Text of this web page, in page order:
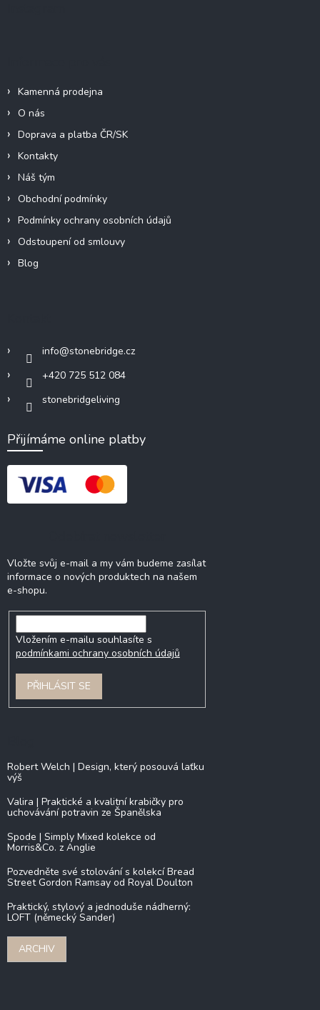
Kamenná prodejna
O nás
Doprava a platba ČR/SK
Kontakty
Náš tým
Obchodní podmínky
Podmínky ochrany osobních údajů
Odstoupení od smlouvy
Blog
info@stonebridge.cz
+420 725 512 084
stonebridgeliving
Přijímáme online platby
Vložte svůj e-mail a my vám budeme zasílat
informace o nových produktech na našem
e-shopu.
Vložením e-mailu souhlasíte s
podmínkami ochrany osobních údajů
PŘIHLÁSIT SE
Robert Welch | Design, který posouvá laťku
výš
Valira | Praktické a kvalitní krabičky pro
uchovávání potravin ze Španělska
Spode | Simply Mixed kolekce od
Morris&Co. z Anglie
Pozvedněte své stolování s kolekcí Bread
Street Gordon Ramsay od Royal Doulton
Praktický, stylový a jednoduše nádherný:
LOFT (německý Sander)
ARCHIV